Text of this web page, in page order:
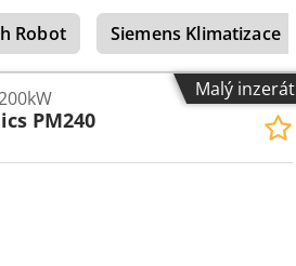
* Sada pro montáž na skříň
byla resetována do továrního
Vizuální stav si prosím
k okamžitému použití.
Robot Siemens Klimatizace
Malý inzerát
PM240